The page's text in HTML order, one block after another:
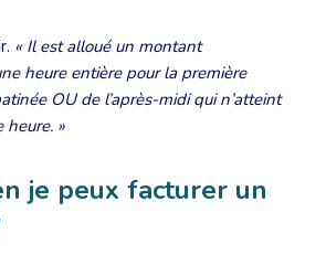
« Il est alloué un montant
heure entière pour la première
OU de l’après-midi qui n’atteint
heure. »
je peux facturer un